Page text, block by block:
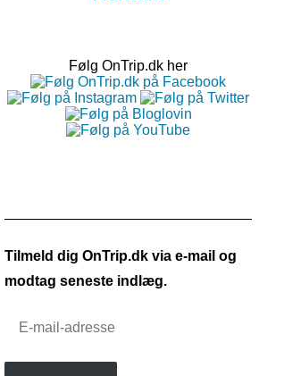
Følg OnTrip.dk her
Tilmeld dig OnTrip.dk via e-mail og
modtag seneste indlæg.
adresse